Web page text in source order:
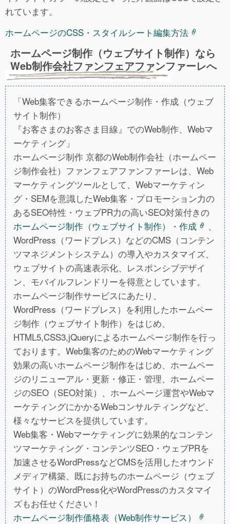
れています。
ホームページのCSS・スタイルシート編集方法
ホームページ制作（ウェブサイト制作）なら
Web制作会社ファンフェアファンファーレへ
「Web集客できるホームページ制作・作成（ウェブ
サイト制作）
『お客さまのお客さま目線』でのWeb制作、Webマ
ーケティング」
ホームページ制作 京都のWeb制作会社（ホームペー
ジ制作会社）ファンフェアファンファーレは、Web
マーケティングツールとして、Webマーケティン
グ・SEMを意識したWeb集客・プロモーション力の
あるSEO特性・ウェブPR力の高いSEO対策付きの
ホームページ制作（ウェブサイト制作）・作成
、
WordPress（ワードプレス）などのCMS（コンテン
ツマネジメントシステム）の導入やカスタマイズ、
ウェブサイトの高速表示化、レスポンシブデザイ
ン、モバイルフレンドリーを得意としています。
ホームページ制作サービスにあたり、
WordPress（ワードプレス）を利用したホームペー
ジ制作（ウェブサイト制作）をはじめ、
HTML5,CSS3,jQueryによるホームページ制作を行っ
ております。Web集客のためのWebマーケティング
効果の高いホームページ制作をはじめ、ホームペー
ジのリニューアル・更新・修正・管理、ホームペー
ジのSEO（SEO対策）、ホームページ運営やWebマ
ーケティングにかかるWebコンサルティングなど、
様々なサービスを提供しています。
Web集客・Webマーケティングに効果的なコンテン
ツマーケティング・コンテンツSEO・ウェブPRを
加速させるWordPressなどCMSを活用したオウンド
メディア構築、既にお持ちのホームページ（ウェブ
サイト）のWordPress化やWordPressのカスタマイ
ズもお任せください！
ホームページ制作価格表（Web制作サービス）